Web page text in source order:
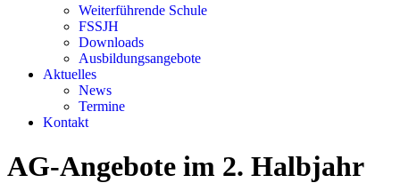
Weiterführende Schule
FSSJH
Downloads
Ausbildungsangebote
Aktuelles
News
Termine
Kontakt
AG-Angebote im 2. Halbjahr